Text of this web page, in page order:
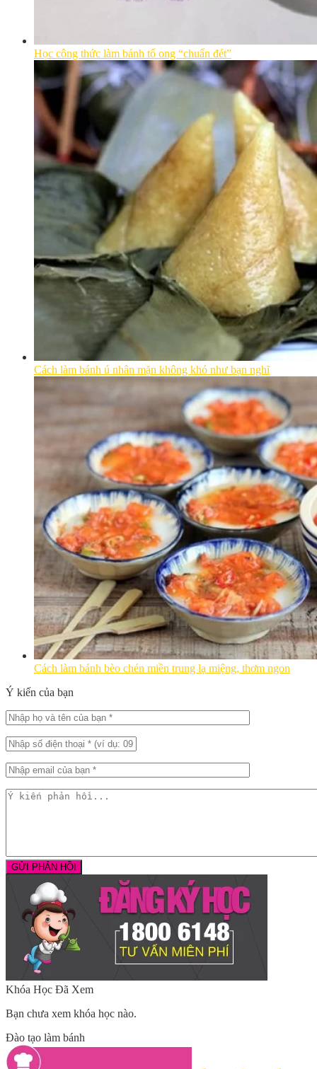
Học công thức làm bánh tổ ong “chuẩn đét”
Cách làm bánh ú nhân mặn không khó như bạn nghĩ
Cách làm bánh bèo chén miền trung lạ miệng, thơm ngon
Ý kiến của bạn
Khóa Học Đã Xem
Bạn chưa xem khóa học nào.
Đào tạo làm bánh